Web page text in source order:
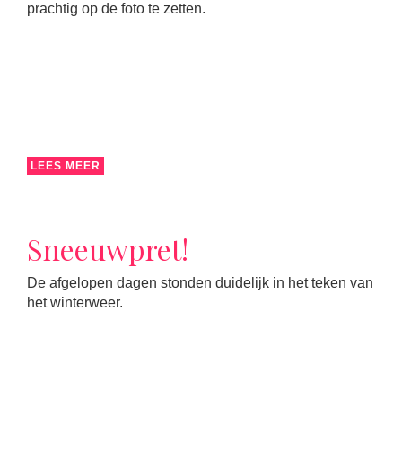
prachtig op de foto te zetten.
LEES MEER
Sneeuwpret!
De afgelopen dagen stonden duidelijk in het teken van
het winterweer.